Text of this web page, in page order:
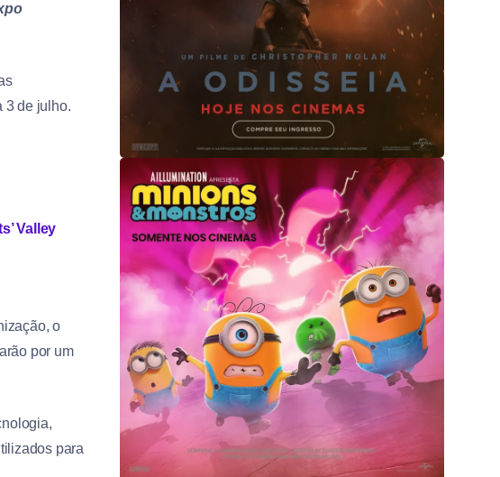
3 de julho.
Valley
o
por um
para